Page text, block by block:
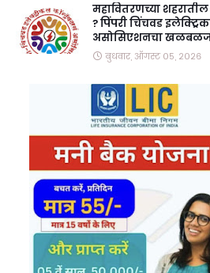
महावितरणच्या
? पिंपरी चिंचवड
असोसिएशनचा
बुधवार, ऑगस्ट ०५, २०२६